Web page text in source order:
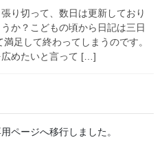
り切って、数日は更新しており
か？こどもの頃から日記は三日
足して終わってしまうのです。
広めたいと言って […]
ページへ移行しました。